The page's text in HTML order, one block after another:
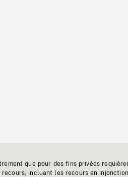
que pour des fins privées
incluant les recours en